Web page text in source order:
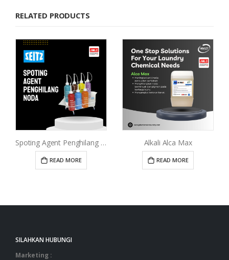
RELATED PRODUCTS
Spoting Agent Penghilang Noda
READ MORE
Alkali Alca Max
READ MORE
SILAHKAN HUBUNGI
Marketing :